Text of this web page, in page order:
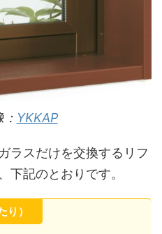
YKKAP
ラスだけを交換するリフ
下記のとおりです。
り）